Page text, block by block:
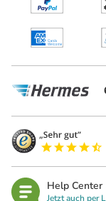
Help Center
Jetzt auch per